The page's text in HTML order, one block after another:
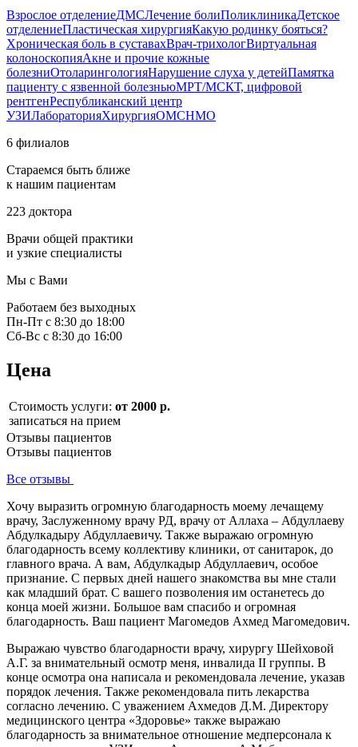
Взрослое отделениеДМСЛечение болиПоликлиникаДетское
отделениеПластическая хирургияКакую родинку бояться?
Хроническая боль в суставахВрач-трихологВиртуальная
колоноскопияАкне и прочие кожные
болезниОтоларингологияНарушение слуха у детейПамятка
пациенту с язвенной болезньюМРТ/МСКТ, цифровой
рентгенРеспубликанский центр
УЗИЛабораторияХирургияОМСНМО
6 филиалов
Стараемся быть ближе
к нашим пациентам
223 доктора
Врачи общей практики
и узкие специалисты
Мы с Вами
Работаем без выходных
Пн-Пт с 8:30 до 18:00
Сб-Вс с 8:30 до 16:00
Цена
Стоимость услуги: от 2000 р.
записаться на прием
Отзывы пациентов
Отзывы пациентов
Все отзывы
Хочу выразить огромную благодарность моему лечащему
врачу, Заслуженному врачу РД, врачу от Аллаха – Абдуллаеву
Абдулкадыру Абдуллаевичу. Также выражаю огромную
благодарность всему коллективу клиники, от санитарок, до
главного врача. А вам, Абдулкадыр Абдуллаевич, особое
признание. С первых дней нашего знакомства вы мне стали
как младший брат. С вашего позволения им останетесь до
конца моей жизни. Большое вам спасибо и огромная
благодарность. Ваш пациент Магомедов Ахмед Магомедович.
Выражаю чувство благодарности врачу, хирургу Шейховой
А.Г. за внимательный осмотр меня, инвалида II группы. В
конце осмотра она написала и рекомендовала лечение, указав
порядок лечения. Также рекомендовала пить лекарства
согласно лечению. С уважением Ахмедов Д.М. Директору
медицинского центра «Здоровье» также выражаю
благодарность за внимательное отношение медперсонала к